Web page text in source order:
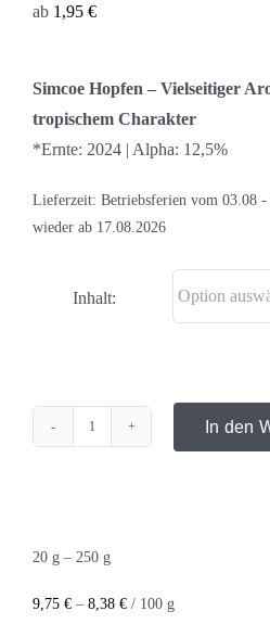
ab 1,95 €
Simcoe Hopfen – Vielseitiger
tropischem Charakter
*Ernte: 2024 | Alpha: 12,5%
Lieferzeit: Betriebsferien vom 03.08
wieder ab 17.08.2026
Inhalt:
In den
20 g – 250 g
9,75 € – 8,38 € / 100 g